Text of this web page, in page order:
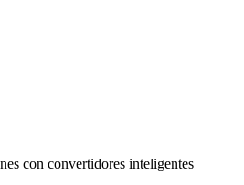
con convertidores inteligentes